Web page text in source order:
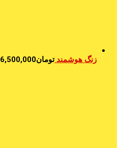
زنگ هوشمند تومان6,500,000